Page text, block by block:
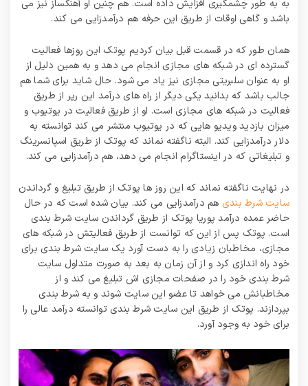
به به طور چشمگیری افزایش داده است. هم چنین او آهنگساز نیز می
باشد و گاهی اوقات از طریق این حرفه هم درآمدزایی می‌ کند.
همان طور که در قسمت قبل بیان کردیم پوتک این روزها فعالیت
گسترده ای در شبکه های مجازی انجام می دهد و به همین دلیل از
او به عنوان سلبریتی مجازی نیز یاد می‌ شود. حال شاید برای شما هم
جالب باشد که بدانید یکی دیگر از راه های درآمد این رپر از طریق
فعالیت در شبکه های مجازی است. او از طریق فعالیت در یوتیوب و
میزان بازدید ویدیو هایی که در یوتیوب منتشر می‌ کند توانسته به
دلار درآمدزایی کند. البته ناگفته نماند که پوتک از طریق اسپانسرینگ
و تبلیغاتی که در اینستاگرام انجام می دهد، هم درآمدزایی می کند.
در نهایت ناگفته نماند که این روز ها پوتک از طریق تبلیغ و گرداندن
سایت شرط بندی هم درآمدزایی می‌ کند. بیان شده است که در حال
حاضر عمده درآمد پوریا پوتک از طریق گرداندن سایت شرط بندی
است. پوتک پس از این که توانست از طریق فعالیتش در شبکه های
مجازی، مخاطبان زیادی را به دست آورد یک سایت شرط بندی برای
خود راه اندازی کرد و از آن زمان به بعد به صورت متداول سایت
شرط بندی خود را در صفحات مجازی اش تبلیغ می کند و از
مخاطبانش می خواهد تا عضو این سایت شوند و به شرط بندی
بپردازند. پوتک از طریق این سایت شرط بندی توانسته درآمد عالی را
برای خود به وجود آورد.